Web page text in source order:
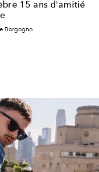
15 ans d'amitié
Borgogno